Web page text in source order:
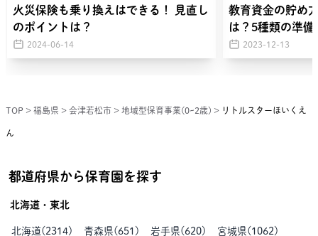
火災保険も乗り換えはできる！ 見直し
のポイントは？
2024-06-14
教育資金の貯め
は？5種類の準
2023-12-13
TOP > 福島県 > 会津若松市 > 地域型保育事業(0~2歳) > リトルスターほいくえ
ん
都道府県から保育園を探す
北海道・東北
北海道( 2314) 青森県( 651 ) 岩手県( 620) 宮城県( 1062 )